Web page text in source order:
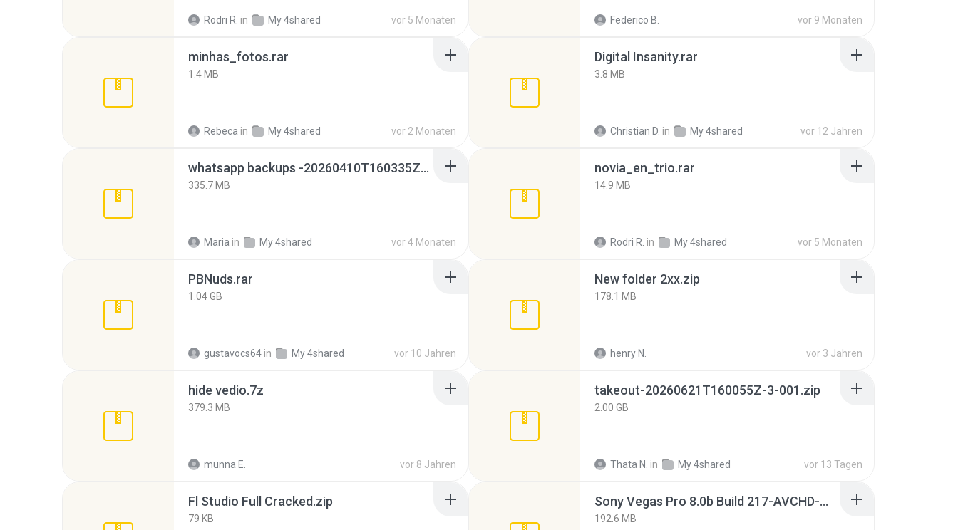
Rodri R. in My 4shared vor 5 Monaten Federico B. vor 9 Monaten
minhas_fotos.rar
1.4 MB
Rebeca in My 4shared vor 2 Monaten
Digital Insanity.rar
3.8 MB
Christian D. in My 4shared vor 12 Jahren
whatsapp backups -20260410T160335Z-3-001.zip
335.7 MB
Maria in My 4shared vor 4 Monaten
novia_en_trio.rar
14.9 MB
Rodri R. in My 4shared vor 5 Monaten
PBNuds.rar
1.04 GB
gustavocs64 in My 4shared vor 10 Jahren
New folder 2xx.zip
178.1 MB
henry N. vor 3 Jahren
hide vedio.7z
379.3 MB
munna E. vor 8 Jahren
takeout-20260621T160055Z-3-001.zip
2.00 GB
Thata N. in My 4shared vor 13 Tagen
Fl Studio Full Cracked.zip
79 KB
Sony Vegas Pro 8.0b Build 217-AVCHD-MPG-AC3 FIXED.7z
192.6 MB